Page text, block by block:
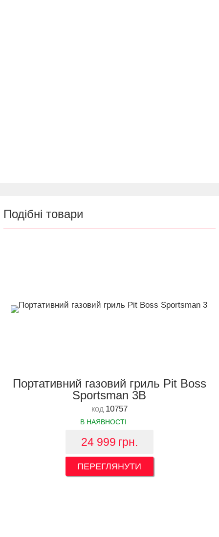
Подібні товари
Портативний газовий гриль Pit Boss
Sportsman 3B
код 10757
В НАЯВНОСТІ
24 999 грн.
ПЕРЕГЛЯНУТИ